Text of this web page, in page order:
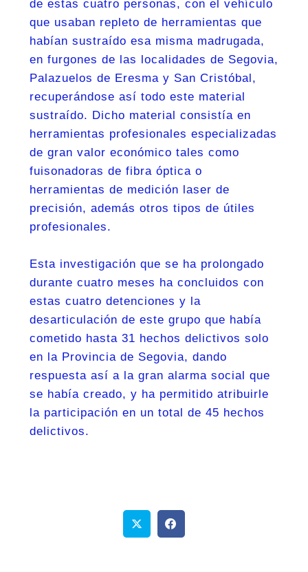
de estas cuatro personas, con el vehículo
que usaban repleto de herramientas que
habían sustraído esa misma madrugada,
en furgones de las localidades de Segovia,
Palazuelos de Eresma y San Cristóbal,
recuperándose así todo este material
sustraído. Dicho material consistía en
herramientas profesionales especializadas
de gran valor económico tales como
fuisonadoras de fibra óptica o
herramientas de medición laser de
precisión, además otros tipos de útiles
profesionales.
Esta investigación que se ha prolongado
durante cuatro meses ha concluidos con
estas cuatro detenciones y la
desarticulación de este grupo que había
cometido hasta 31 hechos delictivos solo
en la Provincia de Segovia, dando
respuesta así a la gran alarma social que
se había creado, y ha permitido atribuirle
la participación en un total de 45 hechos
delictivos.